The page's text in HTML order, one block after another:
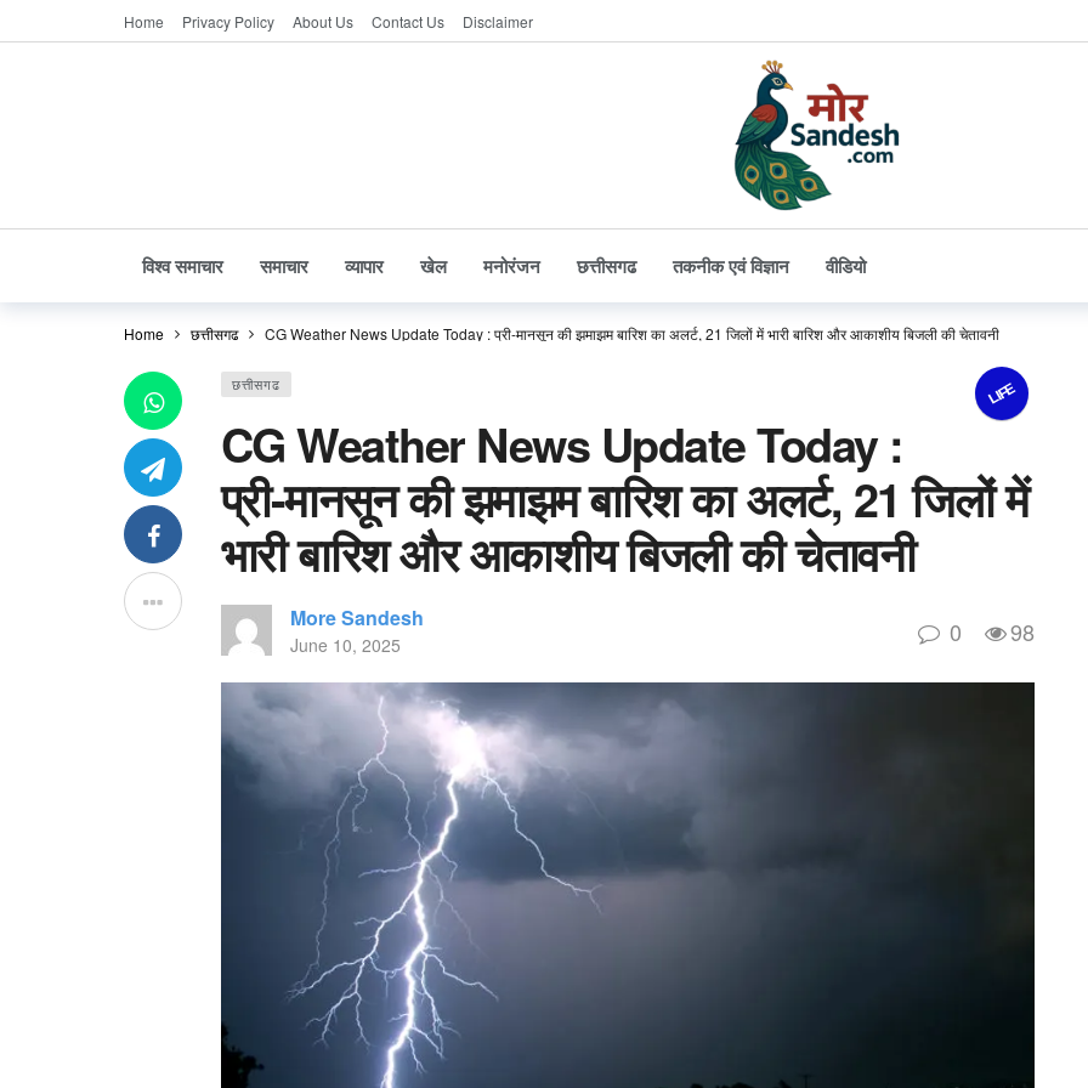
Home Privacy Policy About Us Contact Us Disclaimer
विश्व समाचार समाचार व्यापार खेल मनोरंजन छत्तीसगढ तकनीक एवं विज्ञान वीडियो
Home छत्तीसगढ CG Weather News Update Today : प्री-मानसून की झमाझम बारिश का अलर्ट, 21 जिलों में भारी बारिश और आकाशीय बिजली की चेतावनी
LIFE
छत्तीसगढ
CG Weather News Update Today :
प्री-मानसून की झमाझम बारिश का अलर्ट, 21 जिलों में
भारी बारिश और आकाशीय बिजली की चेतावनी
More Sandesh
June 10, 2025 0 98